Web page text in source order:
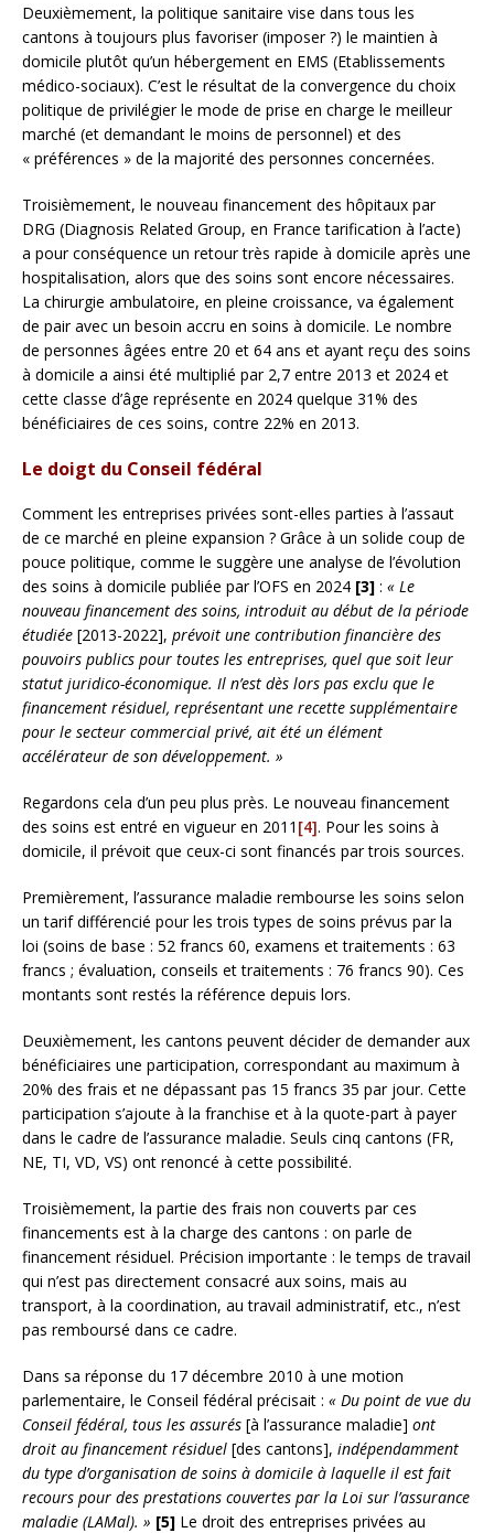
Deuxièmement, la politique sanitaire vise dans tous les
cantons à toujours plus favoriser (imposer ?) le maintien à
domicile plutôt qu’un hébergement en EMS (Etablissements
médico-sociaux). C’est le résultat de la convergence du choix
politique de privilégier le mode de prise en charge le meilleur
marché (et demandant le moins de personnel) et des
« préférences » de la majorité des personnes concernées.
Troisièmement, le nouveau financement des hôpitaux par
DRG (Diagnosis Related Group, en France tarification à l’acte)
a pour conséquence un retour très rapide à domicile après une
hospitalisation, alors que des soins sont encore nécessaires.
La chirurgie ambulatoire, en pleine croissance, va également
de pair avec un besoin accru en soins à domicile. Le nombre
de personnes âgées entre 20 et 64 ans et ayant reçu des soins
à domicile a ainsi été multiplié par 2,7 entre 2013 et 2024 et
cette classe d’âge représente en 2024 quelque 31% des
bénéficiaires de ces soins, contre 22% en 2013.
Le doigt du Conseil fédéral
Comment les entreprises privées sont-elles parties à l’assaut
de ce marché en pleine expansion ? Grâce à un solide coup de
pouce politique, comme le suggère une analyse de l’évolution
des soins à domicile publiée par l’OFS en 2024 [3] : « Le
nouveau financement des soins, introduit au début de la période
étudiée [2013-2022], prévoit une contribution financière des
pouvoirs publics pour toutes les entreprises, quel que soit leur
statut juridico-économique. Il n’est dès lors pas exclu que le
financement résiduel, représentant une recette supplémentaire
pour le secteur commercial privé, ait été un élément
accélérateur de son développement. »
Regardons cela d’un peu plus près. Le nouveau financement
des soins est entré en vigueur en 2011 [4]. Pour les soins à
domicile, il prévoit que ceux-ci sont financés par trois sources.
Premièrement, l’assurance maladie rembourse les soins selon
un tarif différencié pour les trois types de soins prévus par la
loi (soins de base : 52 francs 60, examens et traitements : 63
francs ; évaluation, conseils et traitements : 76 francs 90). Ces
montants sont restés la référence depuis lors.
Deuxièmement, les cantons peuvent décider de demander aux
bénéficiaires une participation, correspondant au maximum à
20% des frais et ne dépassant pas 15 francs 35 par jour. Cette
participation s’ajoute à la franchise et à la quote-part à payer
dans le cadre de l’assurance maladie. Seuls cinq cantons (FR,
NE, TI, VD, VS) ont renoncé à cette possibilité.
Troisièmement, la partie des frais non couverts par ces
financements est à la charge des cantons : on parle de
financement résiduel. Précision importante : le temps de travail
qui n’est pas directement consacré aux soins, mais au
transport, à la coordination, au travail administratif, etc., n’est
pas remboursé dans ce cadre.
Dans sa réponse du 17 décembre 2010 à une motion
parlementaire, le Conseil fédéral précisait : « Du point de vue du
Conseil fédéral, tous les assurés [à l’assurance maladie] ont
droit au financement résiduel [des cantons], indépendamment
du type d’organisation de soins à domicile à laquelle il est fait
recours pour des prestations couvertes par la Loi sur l’assurance
maladie (LAMal). » [5] Le droit des entreprises privées au